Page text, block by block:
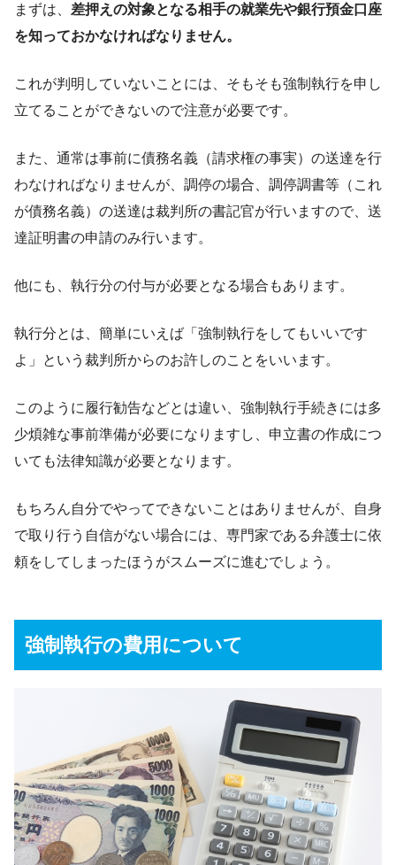
まずは、 差押えの対象となる相手の就業先や銀行預金口座
を知っておかなければなりません。
これが判明していないことには、そもそも強制執行を申し
立てることができないので注意が必要です。
また、通常は事前に債務名義（請求権の事実）の送達を行
わなければなりませんが、調停の場合、調停調書等（これ
が債務名義）の送達は裁判所の書記官が行いますので、送
達証明書の申請のみ行います。
他にも、執行分の付与が必要となる場合もあります。
執行分とは、簡単にいえば「強制執行をしてもいいです
よ」という裁判所からのお許しのことをいいます。
このように履行勧告などとは違い、強制執行手続きには多
少煩雑な事前準備が必要になりますし、申立書の作成につ
いても法律知識が必要となります。
もちろん自分でやってできないことはありませんが、自身
で取り行う自信がない場合には、専門家である弁護士に依
頼をしてしまったほうがスムーズに進むでしょう。
強制執行の費用について